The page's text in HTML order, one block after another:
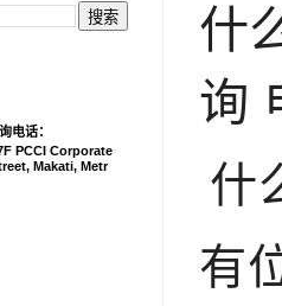
什
询
什
有
电话：
PCCI Corporate
Makati, Metr